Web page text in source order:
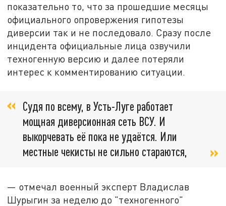
показательно то, что за прошедшие месяцы
официального опровержения гипотезы
диверсии так и не последовало. Сразу после
инцидента официальные лица озвучили
техногенную версию и далее потеряли
интерес к комментированию ситуации.
Судя по всему, в Усть-Луге работает
мощная диверсионная сеть ВСУ. И
выкорчевать её пока не удаётся. Или
местные чекисты не сильно стараются,
— отмечал военный эксперт Владислав
Шурыгин за неделю до "техногенного"